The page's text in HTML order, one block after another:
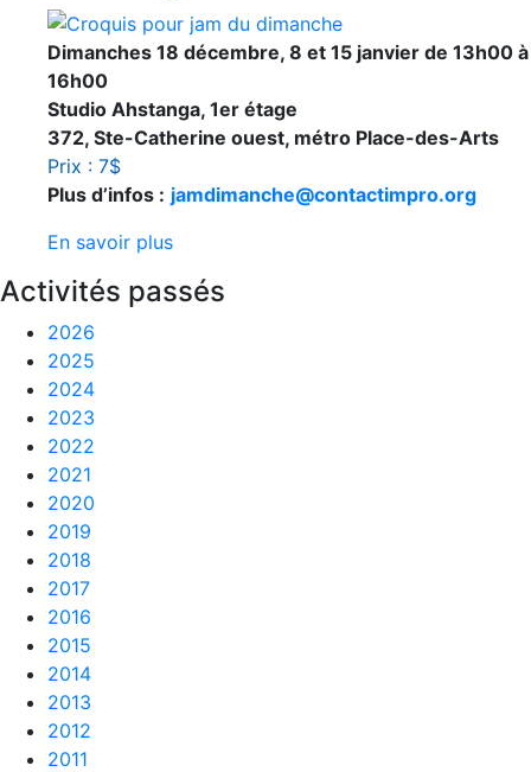
Dimanches 18 décembre, 8 et 15 janvier de 13h00 à
16h00
Studio Ahstanga, 1er étage
372, Ste-Catherine ouest, métro Place-des-Arts
Prix : 7$
Plus d’infos : jamdimanche@contactimpro.org
En savoir plus
Activités passés
2026
2025
2024
2023
2022
2021
2020
2019
2018
2017
2016
2015
2014
2013
2012
2011